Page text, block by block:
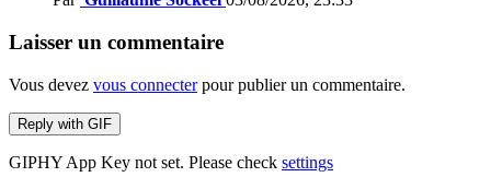
Laisser un commentaire
Vous devez vous connecterpour publier un commentaire.
Reply with GIF
GIPHY App Key not set. Please check settings